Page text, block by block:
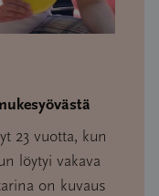
23 vuotta, kun
löytyi vakava
on kuvaus